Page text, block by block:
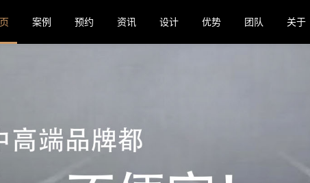
案例 预约 资讯 设计 优势 团队 关于